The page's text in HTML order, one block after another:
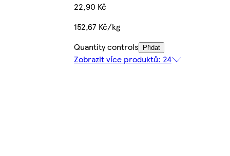
22,90 Kč
152,67 Kč/kg
Quantity controls
Přidat
Zobrazit více produktů: 24